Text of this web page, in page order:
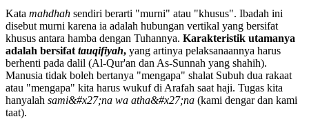
Kata mahdhah sendiri berarti "murni" atau "khusus". Ibadah ini
disebut murni karena ia adalah hubungan vertikal yang bersifat
khusus antara hamba dengan Tuhannya. Karakteristik utamanya
adalah bersifat tauqifiyah, yang artinya pelaksanaannya harus
berhenti pada dalil (Al-Qur'an dan As-Sunnah yang shahih).
Manusia tidak boleh bertanya "mengapa" shalat Subuh dua rakaat
atau "mengapa" kita harus wukuf di Arafah saat haji. Tugas kita
hanyalah sami&#x27;na wa atha&#x27;na (kami dengar dan kami
taat).